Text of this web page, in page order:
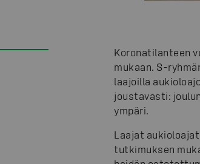
Koronatilanteen
mukaan. S-
laajoilla
joustavasti:
ympäri.
Laajat
tutkimuksen